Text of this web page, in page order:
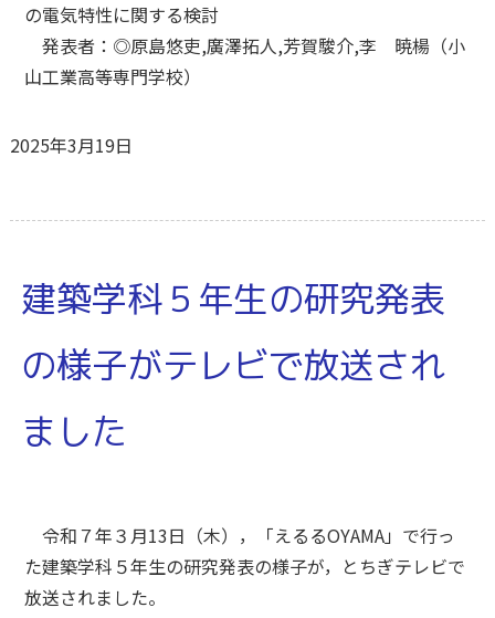
の電気特性に関する検討
発表者：◎原島悠吏,廣澤拓人,芳賀駿介,李 暁楊（小
山工業高等専門学校）
2025年3月19日
建築学科５年生の研究発表
の様子がテレビで放送され
ました
令和７年３月13日（木），「えるるOYAMA」で行っ
た建築学科５年生の研究発表の様子が，とちぎテレビで
放送されました。